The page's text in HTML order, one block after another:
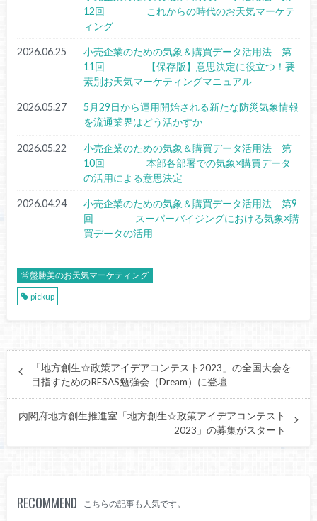
12回 これからの時代のお天気マーケテ
ィング
2026.06.25
小売企業のための気象＆購買データ活用法 第
11回 【保存版】意思決定に役立つ！要
素別お天気マーケティングマニュアル
2026.05.27
5月29日から運用開始される新たな防災気象情報
を流通業界はどう活かすか
2026.05.22
小売企業のための気象＆購買データ活用法 第
10回 本部各部署での気象×購買データ
の活用による意思決定
2026.04.24
小売企業のための気象＆購買データ活用法 第9
回 スーパーバイジングにおける気象×購
買データの活用
常盤勝美のお天気マーケティング
pickup
「地方創生☆政策アイデアコンテスト2023」の全国大会を
目指すためのRESAS勉強会（Dream）に登壇
内閣府地方創生推進室「地方創生☆政策アイデアコンテスト
2023」の募集がスタート
RECOMMEND こちらの記事も人気です。